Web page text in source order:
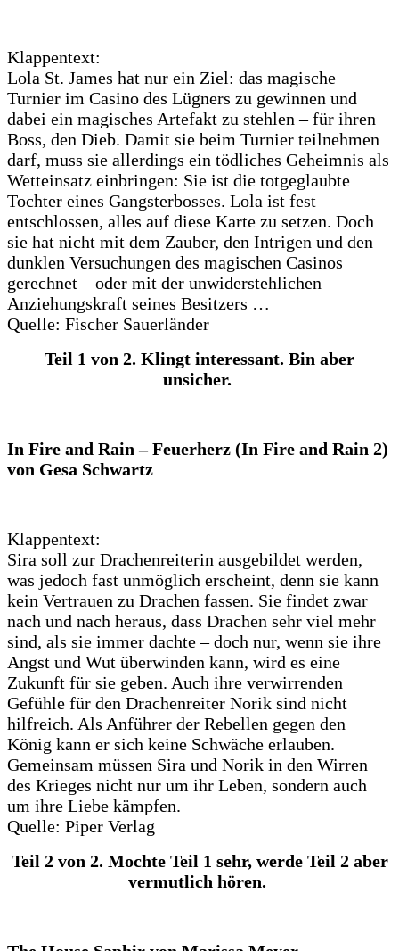
Klappentext:
Lola St. James hat nur ein Ziel: das magische
Turnier im Casino des Lügners zu gewinnen und
dabei ein magisches Artefakt zu stehlen – für ihren
Boss, den Dieb. Damit sie beim Turnier teilnehmen
darf, muss sie allerdings ein tödliches Geheimnis als
Wetteinsatz einbringen: Sie ist die totgeglaubte
Tochter eines Gangsterbosses. Lola ist fest
entschlossen, alles auf diese Karte zu setzen. Doch
sie hat nicht mit dem Zauber, den Intrigen und den
dunklen Versuchungen des magischen Casinos
gerechnet – oder mit der unwiderstehlichen
Anziehungskraft seines Besitzers …
Quelle: Fischer Sauerländer
Teil 1 von 2. Klingt interessant. Bin aber
unsicher.
In Fire and Rain – Feuerherz (In Fire and Rain 2)
von Gesa Schwartz
Klappentext:
Sira soll zur Drachenreiterin ausgebildet werden,
was jedoch fast unmöglich erscheint, denn sie kann
kein Vertrauen zu Drachen fassen. Sie findet zwar
nach und nach heraus, dass Drachen sehr viel mehr
sind, als sie immer dachte – doch nur, wenn sie ihre
Angst und Wut überwinden kann, wird es eine
Zukunft für sie geben. Auch ihre verwirrenden
Gefühle für den Drachenreiter Norik sind nicht
hilfreich. Als Anführer der Rebellen gegen den
König kann er sich keine Schwäche erlauben.
Gemeinsam müssen Sira und Norik in den Wirren
des Krieges nicht nur um ihr Leben, sondern auch
um ihre Liebe kämpfen.
Quelle: Piper Verlag
Teil 2 von 2. Mochte Teil 1 sehr, werde Teil 2 aber
vermutlich hören.